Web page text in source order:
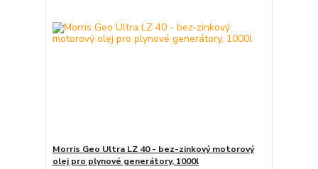
Morris Geo Ultra LZ 40 - bez-zinkový motorový
olej pro plynové generátory, 1000l